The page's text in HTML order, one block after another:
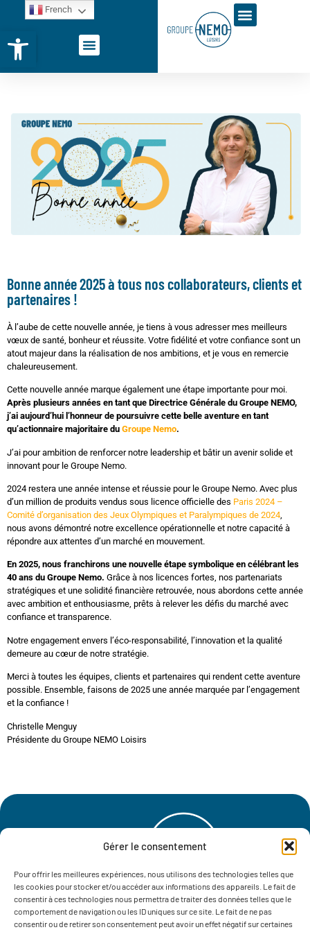
Ouvrir la barre d’outils
Gérer le consentement
Pour offrir les meilleures expériences, nous utilisons des technologies telles que
les cookies pour stocker et/ou accéder aux informations des appareils. Le fait de
consentir à ces technologies nous permettra de traiter des données telles que le
comportement de navigation ou les ID uniques sur ce site. Le fait de ne pas
consentir ou de retirer son consentement peut avoir un effet négatif sur certaines
Bonne année 2025 à tous nos collaborateurs, clients et
partenaires !
À l’aube de cette nouvelle année, je tiens à vous adresser mes meilleurs
vœux de santé, bonheur et réussite. Votre fidélité et votre confiance sont un
atout majeur dans la réalisation de nos ambitions, et je vous en remercie
chaleureusement.
Cette nouvelle année marque également une étape importante pour moi.
Après plusieurs années en tant que Directrice Générale du Groupe NEMO,
j’ai aujourd’hui l’honneur de poursuivre cette belle aventure en tant
qu’actionnaire majoritaire du Groupe Nemo.
J’ai pour ambition de renforcer notre leadership et bâtir un avenir solide et
innovant pour le Groupe Nemo.
2024 restera une année intense et réussie pour le Groupe Nemo. Avec plus
d’un million de produits vendus sous licence officielle des Paris 2024 –
Comité d’organisation des Jeux Olympiques et Paralympiques de 2024
nous avons démontré notre excellence opérationnelle et notre capacité à
répondre aux attentes d’un marché en mouvement.
En 2025, nous franchirons une nouvelle étape symbolique en célébrant les
40 ans du Groupe Nemo. Grâce à nos licences fortes, nos partenariats
stratégiques et une solidité financière retrouvée, nous abordons cette année
avec ambition et enthousiasme, prêts à relever les défis du marché avec
confiance et transparence.
Notre engagement envers l’éco-responsabilité, l’innovation et la qualité
demeure au cœur de notre stratégie.
Merci à toutes les équipes, clients et partenaires qui rendent cette aventure
possible. Ensemble, faisons de 2025 une année marquée par l’engagement
et la confiance !
Christelle Menguy
Présidente du Groupe NEMO Loisirs
Notre histoire Nos engagements
Actualités
French